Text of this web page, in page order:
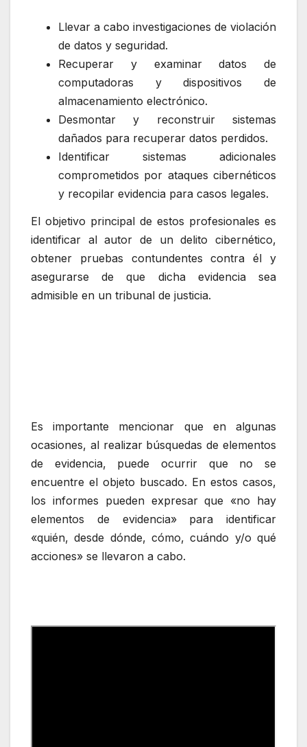
Llevar a cabo investigaciones de violación
de datos y seguridad.
Recuperar y examinar datos de
computadoras y dispositivos de
almacenamiento electrónico.
Desmontar y reconstruir sistemas
dañados para recuperar datos perdidos.
Identificar sistemas adicionales
comprometidos por ataques cibernéticos
y recopilar evidencia para casos legales.
El objetivo principal de estos profesionales es
identificar al autor de un delito cibernético,
obtener pruebas contundentes contra él y
asegurarse de que dicha evidencia sea
admisible en un tribunal de justicia.
Es importante mencionar que en algunas
ocasiones, al realizar búsquedas de elementos
de evidencia, puede ocurrir que no se
encuentre el objeto buscado. En estos casos,
los informes pueden expresar que «no hay
elementos de evidencia» para identificar
«quién, desde dónde, cómo, cuándo y/o qué
acciones» se llevaron a cabo.